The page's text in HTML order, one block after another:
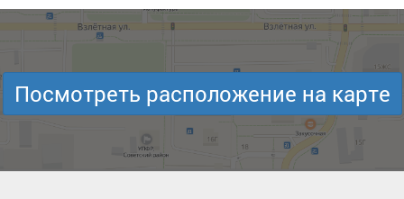
Посмотреть расположение на карте